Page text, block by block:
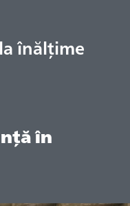
înălțime
în